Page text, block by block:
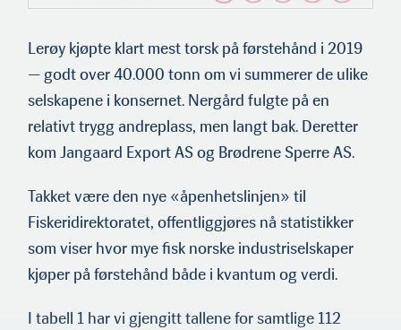
Lerøy kjøpte klart mest torsk på førstehånd i 2019
— godt over 40.000 tonn om vi summerer de ulike
selskapene i konsernet. Nergård fulgte på en
relativt trygg andreplass, men langt bak. Deretter
kom Jangaard Export AS og Brødrene Sperre AS.
Takket være den nye «åpenhetslinjen» til
Fiskeridirektoratet, offen­tliggjøres nå statistikker
som viser hvor mye fisk norske indus­triselskaper
kjøper på førstehånd både i kvantum og verdi.
I tabell 1 har vi gjengitt tallene for samtlige 112